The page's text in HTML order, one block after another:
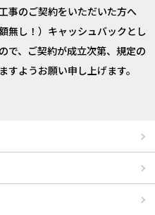
事のご契約をいただいた方へ
無し！）キャッシュバックとし
で、ご契約が成立次第、規定の
すようお願い申し上げます。